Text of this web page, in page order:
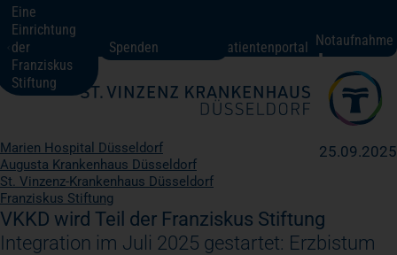
Eine
Einrichtung
der
Franziskus
Stiftung
Spenden Patientenportal Notaufnahme
St. Vinzenz-Krankenhaus Düsseldorf
Patienten + Besucher
Über uns
Marien Hospital Düsseldorf
Augusta Krankenhaus Düsseldorf
St. Vinzenz-Krankenhaus Düsseldorf
Franziskus Stiftung
25.09.2025
VKKD wird Teil der Franziskus Stiftung
Integration im Juli 2025 gestartet: Erzbistum